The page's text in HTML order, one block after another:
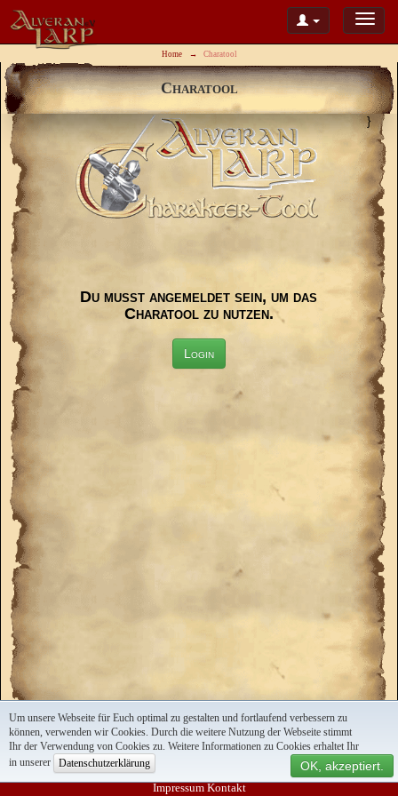
Um unsere Webseite für Euch optimal zu gestalten und fortlaufend verbessern zu
können, verwenden wir Cookies. Durch die weitere Nutzung der Webseite stimmt
Ihr der Verwendung von Cookies zu. Weitere Informationen zu Cookies erhaltet Ihr
in unserer
Datenschutzerklärung OK, akzeptiert.
Home Charatool
Charatool
Du musst angemeldet sein, um das
Charatool zu nutzen.
Login
}
Impressum Kontakt